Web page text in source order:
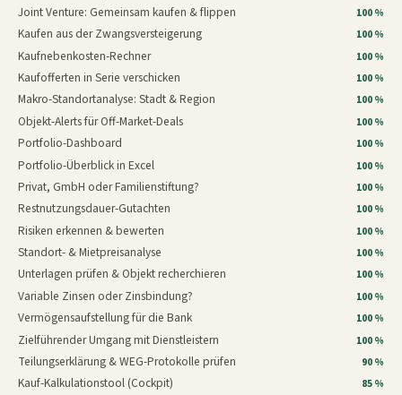
Joint Venture: Gemeinsam kaufen & flippen 100 %
Kaufen aus der Zwangsversteigerung 100 %
Kaufnebenkosten-Rechner 100 %
Kaufofferten in Serie verschicken 100 %
Makro-Standortanalyse: Stadt & Region 100 %
Objekt-Alerts für Off-Market-Deals 100 %
Portfolio-Dashboard 100 %
Portfolio-Überblick in Excel 100 %
Privat, GmbH oder Familienstiftung? 100 %
Restnutzungsdauer-Gutachten 100 %
Risiken erkennen & bewerten 100 %
Standort- & Mietpreisanalyse 100 %
Unterlagen prüfen & Objekt recherchieren 100 %
Variable Zinsen oder Zinsbindung? 100 %
Vermögensaufstellung für die Bank 100 %
Zielführender Umgang mit Dienstleistern 100 %
Teilungserklärung & WEG-Protokolle prüfen 90 %
Kauf-Kalkulationstool (Cockpit) 85 %